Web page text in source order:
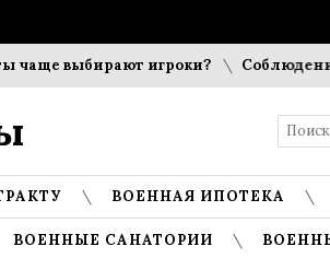
выбирают игроки? Соблюдение
ВОЕННАЯ ИПОТЕКА
ВОЕННЫЕ САНАТОРИИ